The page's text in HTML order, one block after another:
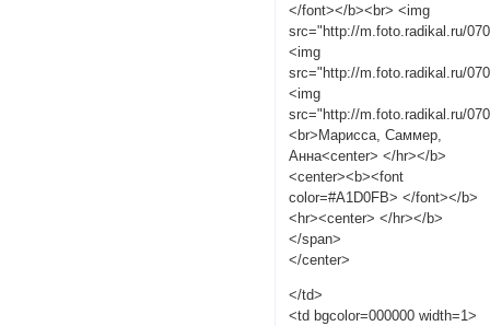
</font></b><br> <img
src="http://m.foto.radikal.ru/
<img
src="http://m.foto.radikal.ru/
<img
src="http://m.foto.radikal.ru/
<br>Марисса, Саммер,
Анна<center> </hr></b>
<center><b><font
color=#A1D0FB> </font></b>
<hr><center> </hr></b>
</span>
</center>
</td>
<td bgcolor=000000 width=1>